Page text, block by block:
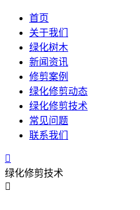
首页
关于我们
绿化树木
新闻资讯
修剪案例
绿化修剪动态
绿化修剪技术
常见问题
联系我们

绿化修剪技术
